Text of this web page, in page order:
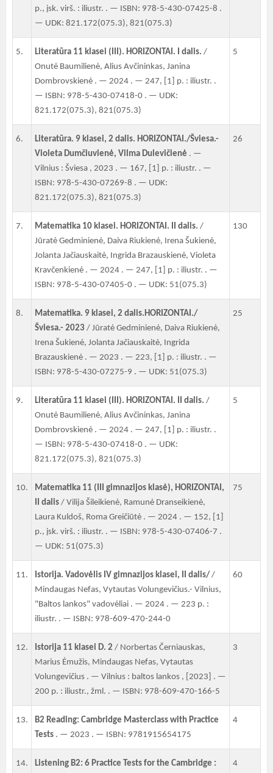
p., įsk. virš. : iliustr. . — ISBN: 978-5-430-07425-8 .
— UDK: 821.172(075.3), 821(075.3)
5. Literatūra 11 klasei (III). HORIZONTAI. I dalis. /
Onutė Baumilienė, Alius Avčininkas, Janina
Dombrovskienė . — 2024 . — 247, [1] p. : iliustr. .
— ISBN: 978-5-430-07418-0 . — UDK:
821.172(075.3), 821(075.3)
5
6.
Literatūra. 9 klasei, 2 dalis. HORIZONTAI./Šviesa.-
Violeta Dumčiuvienė, Vilma Dulevičienė . —
Vilnius : Šviesa , 2023 . — 167, [1] p. : iliustr. . —
ISBN: 978-5-430-07269-8 . — UDK:
821.172(075.3), 821(075.3)
26
7. Matematika 10 klasei. HORIZONTAI. II dalis. /
Jūratė Gedminienė, Daiva Riukienė, Irena Šukienė,
Jolanta Jačiauskaitė, Ingrida Brazauskienė, Violeta
Kravčenkienė . — 2024 . — 247, [1] p. : iliustr. . —
ISBN: 978-5-430-07405-0 . — UDK: 51(075.3)
130
8.
Matematika. 9 klasei, 2 dalis.HORIZONTAI./
Šviesa.- 2023 / Jūratė Gedminienė, Daiva Riukienė,
Irena Šukienė, Jolanta Jačiauskaitė, Ingrida
Brazauskienė . — 2023 . — 223, [1] p. : iliustr. . —
ISBN: 978-5-430-07275-9 . — UDK: 51(075.3)
25
9. Literatūra 11 klasei (III). HORIZONTAI. II dalis. /
Onutė Baumilienė, Alius Avčininkas, Janina
Dombrovskienė . — 2024 . — 247, [1] p. : iliustr. .
— ISBN: 978-5-430-07418-0 . — UDK:
821.172(075.3), 821(075.3)
5
10.
Matematika 11 (III gimnazijos klasė), HORIZONTAI,
II dalis / Vilija Šileikienė, Ramunė Dranseikienė,
Laura Kuldoš, Roma Greičiūtė . — 2024 . — 152, [1]
p., įsk. virš. : iliustr. . — ISBN: 978-5-430-07406-7 .
— UDK: 51(075.3)
75
11. Istorija. Vadovėlis IV gimnazijos klasei, II dalis/ /
Mindaugas Nefas, Vytautas Volungevičius.- Vilnius,
"Baltos lankos" vadovėliai . — 2024 . — 223 p. :
iliustr. . — ISBN: 978-609-470-244-0
60
12. Istorija 11 klasei D. 2 / Norbertas Černiauskas,
Marius Ėmužis, Mindaugas Nefas, Vytautas
Volungevičius . — Vilnius : baltos lankos , [2023] . —
200 p. : iliustr., žml. . — ISBN: 978-609-470-166-5
3
13.
B2 Reading: Cambridge Masterclass with Practice
Tests . — 2023 . — ISBN: 9781915654175
4
14.
Listening B2: 6 Practice Tests for the Cambridge :
4